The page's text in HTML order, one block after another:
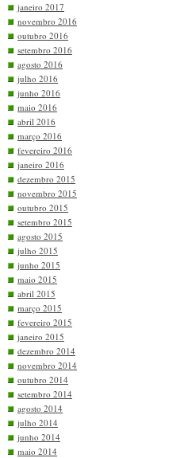
janeiro 2017
novembro 2016
outubro 2016
setembro 2016
agosto 2016
julho 2016
junho 2016
maio 2016
abril 2016
março 2016
fevereiro 2016
janeiro 2016
dezembro 2015
novembro 2015
outubro 2015
setembro 2015
agosto 2015
julho 2015
junho 2015
maio 2015
abril 2015
março 2015
fevereiro 2015
janeiro 2015
dezembro 2014
novembro 2014
outubro 2014
setembro 2014
agosto 2014
julho 2014
junho 2014
maio 2014